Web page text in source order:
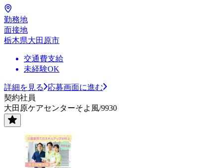
勤務地
面接地
栃木県大田原市
交通費支給
未経験OK
詳細を見る
応募画面に進む
契約社員
大田原ケアセンターそよ風/9930